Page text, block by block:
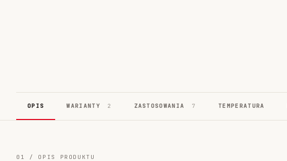
OPIS WARIANTY 2 ZASTOSOWANIA 7 TEMPERATURA
01 / OPIS PRODUKTU